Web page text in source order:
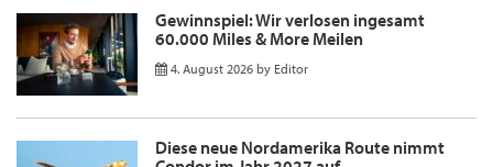
Gewinnspiel: Wir verlosen ingesamt
60.000 Miles & More Meilen
4. August 2026 by Editor
Diese neue Nordamerika Route nimmt